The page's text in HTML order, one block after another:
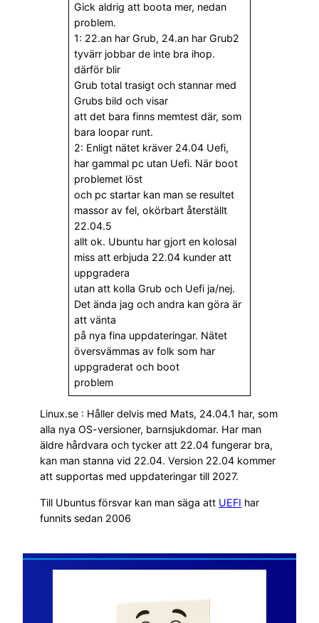
Gick aldrig att boota mer, nedan
problem.
1: 22.an har Grub, 24.an har Grub2
tyvärr jobbar de inte bra ihop.
därför blir
Grub total trasigt och stannar med
Grubs bild och visar
att det bara finns memtest där, som
bara loopar runt.
2: Enligt nätet kräver 24.04 Uefi,
har gammal pc utan Uefi. När boot
problemet löst
och pc startar kan man se resultet
massor av fel, okörbart återställt
22.04.5
allt ok. Ubuntu har gjort en kolosal
miss att erbjuda 22.04 kunder att
uppgradera
utan att kolla Grub och Uefi ja/nej.
Det ända jag och andra kan göra är
att vänta
på nya fina uppdateringar. Nätet
översvämmas av folk som har
uppgraderat och boot
problem
Linux.se : Håller delvis med Mats, 24.04.1 har, som
alla nya OS-versioner, barnsjukdomar. Har man
äldre hårdvara och tycker att 22.04 fungerar bra,
kan man stanna vid 22.04. Version 22.04 kommer
att supportas med uppdateringar till 2027.
Till Ubuntus försvar kan man säga att UEFI har
funnits sedan 2006